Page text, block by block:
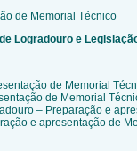
de Memorial Técnico
Logradouro e
de Memorial
de Memorial
– Preparação e
e apresentação de